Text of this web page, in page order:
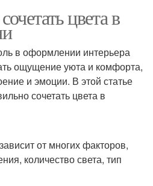
цвета в
в оформлении интерьера
ощущение уюта и комфорта,
и эмоции. В этой статье
сочетать цвета в
от многих факторов,
количество света, тип